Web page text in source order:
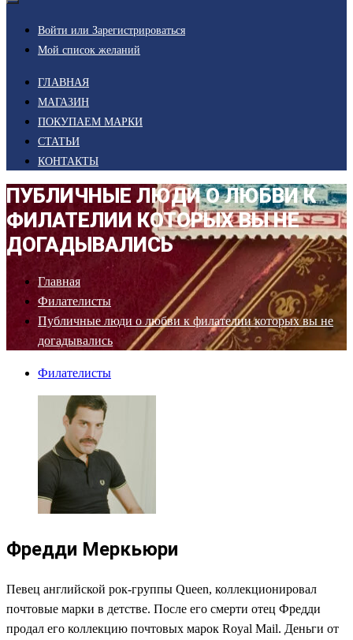
Войти или Зарегистрироваться
Мой список желаний
ГЛАВНАЯ
МАГАЗИН
ПОКУПАЕМ МАРКИ
СТАТЬИ
КОНТАКТЫ
ПУБЛИЧНЫЕ ЛЮДИ О ЛЮБВИ К
ФИЛАТЕЛИИ КОТОРЫХ ВЫ НЕ
ДОГАДЫВАЛИСЬ
Главная
Филателисты
Публичные люди о любви к филателии которых вы не
догадывались
Филателисты
Фредди Меркьюри
Певец английской рок-группы Queen, коллекционировал
почтовые марки в детстве. После его смерти отец Фредди
продал его коллекцию почтовых марок Royal Mail. Деньги от